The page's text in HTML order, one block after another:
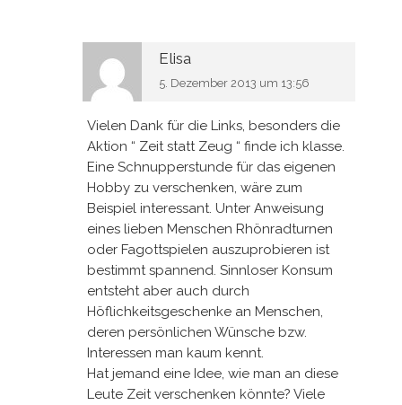
Elisa
5. Dezember 2013 um 13:56
Vielen Dank für die Links, besonders die
Aktion “ Zeit statt Zeug “ finde ich klasse.
Eine Schnupperstunde für das eigenen
Hobby zu verschenken, wäre zum
Beispiel interessant. Unter Anweisung
eines lieben Menschen Rhönradturnen
oder Fagottspielen auszuprobieren ist
bestimmt spannend. Sinnloser Konsum
entsteht aber auch durch
Höflichkeitsgeschenke an Menschen,
deren persönlichen Wünsche bzw.
Interessen man kaum kennt.
Hat jemand eine Idee, wie man an diese
Leute Zeit verschenken könnte? Viele